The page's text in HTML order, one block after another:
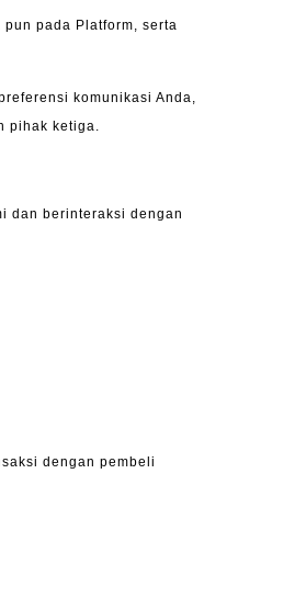
pada Platform, serta
komunikasi Anda,
pihak ketiga.
dan berinteraksi dengan
dengan pembeli